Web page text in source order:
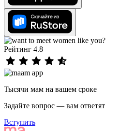
Рейтинг 4.8
Тысячи мам на вашем сроке
Задайте вопрос — вам ответят
Вступить